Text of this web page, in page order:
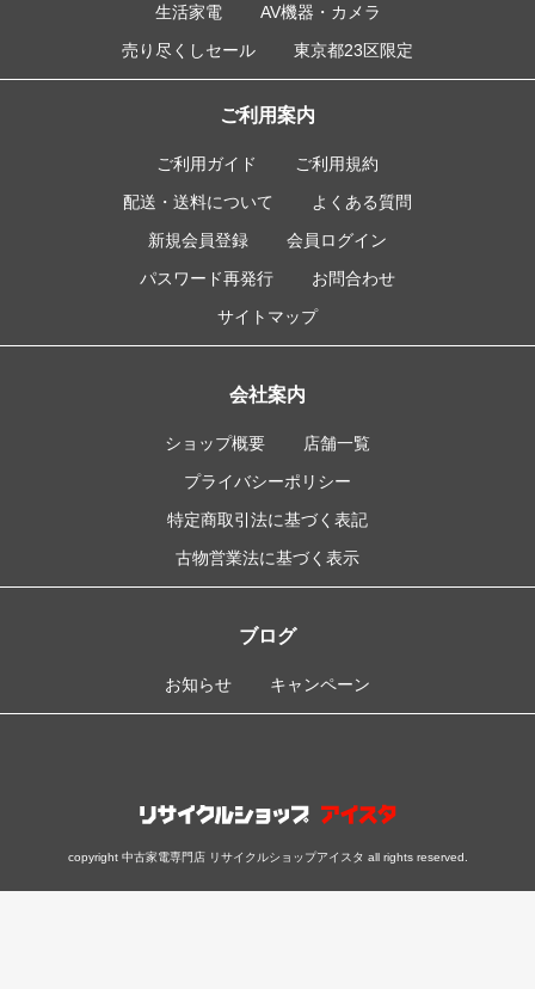
生活家電
AV機器・カメラ
売り尽くしセール
東京都23区限定
ご利用案内
ご利用ガイド
ご利用規約
配送・送料について
よくある質問
新規会員登録
会員ログイン
パスワード再発行
お問合わせ
サイトマップ
会社案内
ショップ概要
店舗一覧
プライバシーポリシー
特定商取引法に基づく表記
古物営業法に基づく表示
ブログ
お知らせ キャンペーン
copyright 中古家電専門店 リサイクルショップアイスタ all rights reserved.